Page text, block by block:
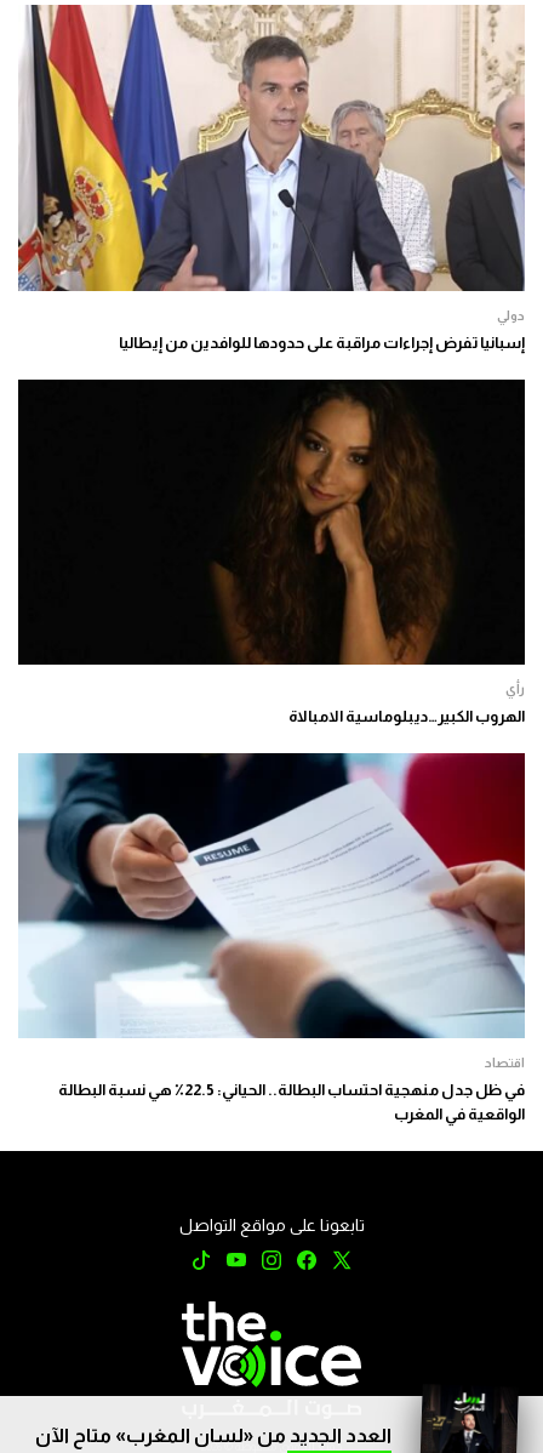
دولي
إسبانيا تفرض إجراءات مراقبة على حدودها للوافدين من إيطاليا
رأي
الهروب الكبير…ديبلوماسية الامبالاة
اقتصاد
في ظل جدل منهجية احتساب البطالة.. الحياني: 22.5٪ هي نسبة البطالة
الواقعية في المغرب
العدد الجديد من «لسان المغرب» متاح الآن
تابعونا على مواقع التواصل
جميع الحقوق محفوظة © 2026